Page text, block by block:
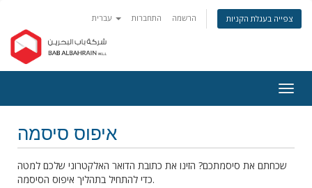
התחברות הרשמה צפייה בעגלת הקניות
ניווט
איפוס סיסמה
שכחתם את סיסמתכם? הזינו את כתובת הדואר האלקטרוני שלכם למטה
כדי להתחיל בתהליך איפוס הסיסמה.